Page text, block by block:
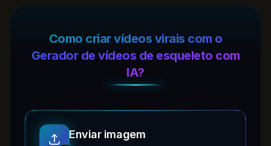
Como criar vídeos virais com o
Gerador de vídeos de esqueleto com
IA?
Enviar imagem